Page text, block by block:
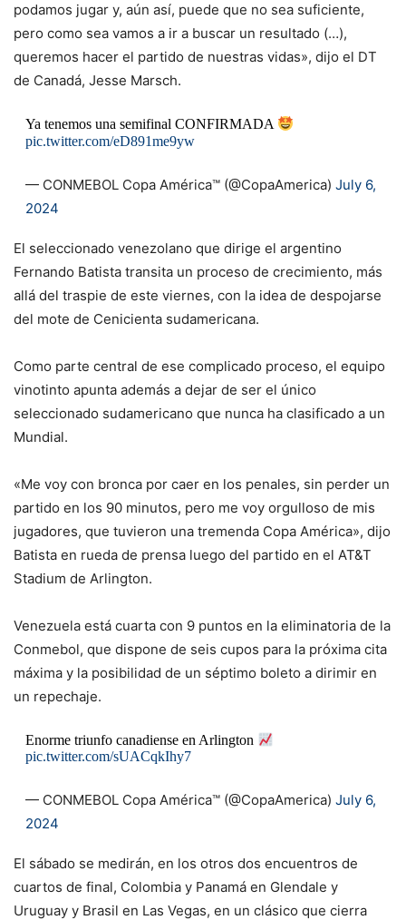
podamos jugar y, aún así, puede que no sea suficiente,
pero como sea vamos a ir a buscar un resultado (…),
queremos hacer el partido de nuestras vidas», dijo el DT
de Canadá, Jesse Marsch.
Ya tenemos una semifinal CONFIRMADA
pic.twitter.com/eD891me9yw
— CONMEBOL Copa América™️ (@CopaAmerica) July 6,
2024
El seleccionado venezolano que dirige el argentino
Fernando Batista transita un proceso de crecimiento, más
allá del traspie de este viernes, con la idea de despojarse
del mote de Cenicienta sudamericana.
Como parte central de ese complicado proceso, el equipo
vinotinto apunta además a dejar de ser el único
seleccionado sudamericano que nunca ha clasificado a un
Mundial.
«Me voy con bronca por caer en los penales, sin perder un
partido en los 90 minutos, pero me voy orgulloso de mis
jugadores, que tuvieron una tremenda Copa América», dijo
Batista en rueda de prensa luego del partido en el AT&T
Stadium de Arlington.
Venezuela está cuarta con 9 puntos en la eliminatoria de la
Conmebol, que dispone de seis cupos para la próxima cita
máxima y la posibilidad de un séptimo boleto a dirimir en
un repechaje.
Enorme triunfo canadiense en Arlington
pic.twitter.com/sUACqkIhy7
— CONMEBOL Copa América™️ (@CopaAmerica) July 6,
2024
El sábado se medirán, en los otros dos encuentros de
cuartos de final, Colombia y Panamá en Glendale y
Uruguay y Brasil en Las Vegas, en un clásico que cierra